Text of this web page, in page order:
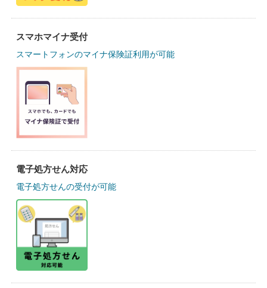
スマホマイナ受付
スマートフォンのマイナ保険証利用が可能
電子処方せん対応
電子処方せんの受付が可能